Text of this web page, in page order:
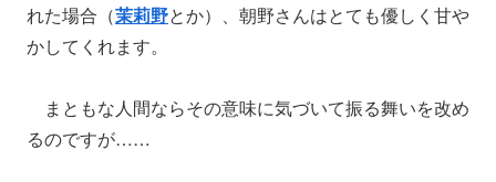
れた場合（茉莉野とか）、朝野さんはとても優しく甘や
かしてくれます。
まともな人間ならその意味に気づいて振る舞いを改め
るのですが……